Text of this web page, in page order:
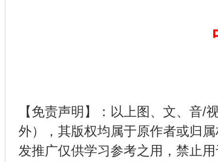
【免责声明】：以上图、文、音/
外），其版权均属于原作者或归
发推广仅供学习参考之用，禁止